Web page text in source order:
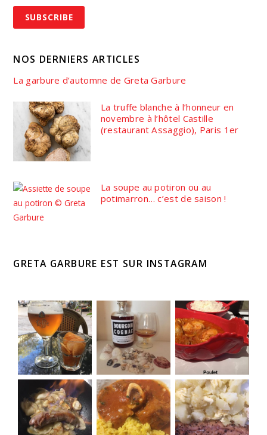
NOS DERNIERS ARTICLES
La garbure d’automne de Greta Garbure
La truffe blanche à l’honneur en
novembre à l’hôtel Castille
(restaurant Assaggio), Paris 1er
La soupe au potiron ou au
potimarron… c’est de saison !
GRETA GARBURE EST SUR INSTAGRAM